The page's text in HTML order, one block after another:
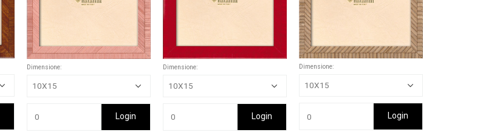
Dimensione:
Login
Dimensione:
Login
Dimensione:
Login